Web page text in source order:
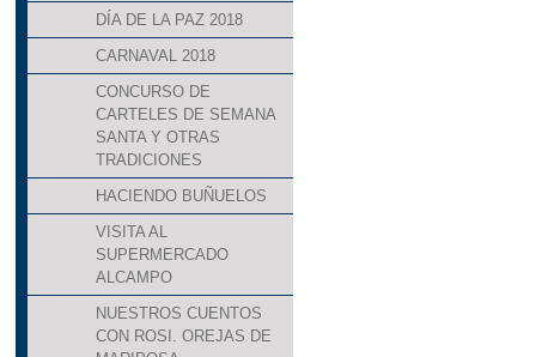
DÍA DE LA PAZ 2018
CARNAVAL 2018
CONCURSO DE
CARTELES DE SEMANA
SANTA Y OTRAS
TRADICIONES
HACIENDO BUÑUELOS
VISITA AL
SUPERMERCADO
ALCAMPO
NUESTROS CUENTOS
CON ROSI. OREJAS DE